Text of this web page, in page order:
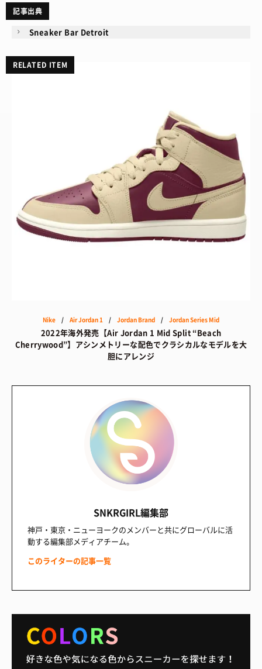
記事出典
Sneaker Bar Detroit
RELATED ITEM
Nike / Air Jordan 1 / Jordan Brand / Jordan Series Mid
2022年海外発売【Air Jordan 1 Mid Split “Beach
Cherrywood”】アシンメトリーな配色でクラシカルなモデルを大
胆にアレンジ
SNKRGIRL編集部
神戸・東京・ニューヨークのメンバーと共にグローバルに活
動する編集部メディアチーム。
このライターの記事一覧